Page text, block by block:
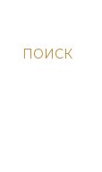
ПОИСК